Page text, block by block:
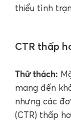
thiểu tình
CTR thấp
Thử thách:
mang đến
nhưng các
(CTR) thấp